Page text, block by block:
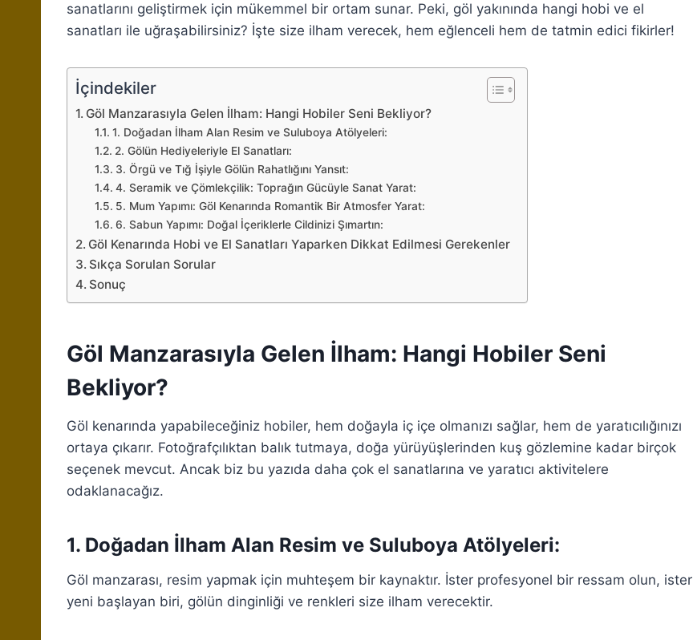
sanatlarını geliştirmek için mükemmel bir ortam sunar. Peki, göl yakınında hangi hobi ve el
sanatları ile uğraşabilirsiniz? İşte size ilham verecek, hem eğlenceli hem de tatmin edici fikirler!
İçindekiler
Göl Manzarasıyla Gelen İlham: Hangi Hobiler Seni Bekliyor?
1. Doğadan İlham Alan Resim ve Suluboya Atölyeleri:
2. Gölün Hediyeleriyle El Sanatları:
3. Örgü ve Tığ İşiyle Gölün Rahatlığını Yansıt:
4. Seramik ve Çömlekçilik: Toprağın Gücüyle Sanat Yarat:
5. Mum Yapımı: Göl Kenarında Romantik Bir Atmosfer Yarat:
6. Sabun Yapımı: Doğal İçeriklerle Cildinizi Şımartın:
Göl Kenarında Hobi ve El Sanatları Yaparken Dikkat Edilmesi Gerekenler
Sıkça Sorulan Sorular
Sonuç
Göl Manzarasıyla Gelen İlham: Hangi Hobiler Seni
Bekliyor?
Göl kenarında yapabileceğiniz hobiler, hem doğayla iç içe olmanızı sağlar, hem de yaratıcılığınızı
ortaya çıkarır. Fotoğrafçılıktan balık tutmaya, doğa yürüyüşlerinden kuş gözlemine kadar birçok
seçenek mevcut. Ancak biz bu yazıda daha çok el sanatlarına ve yaratıcı aktivitelere
odaklanacağız.
1. Doğadan İlham Alan Resim ve Suluboya Atölyeleri:
Göl manzarası, resim yapmak için muhteşem bir kaynaktır. İster profesyonel bir ressam olun, ister
yeni başlayan biri, gölün dinginliği ve renkleri size ilham verecektir.